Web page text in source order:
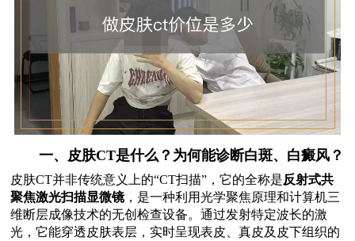
一、皮肤CT是什么？为何能诊断白斑、白癜风？
皮肤CT并非传统意义上的“CT扫描”，它的全称是反射式共
聚焦激光扫描显微镜，是一种利用光学聚焦原理和计算机三
维断层成像技术的无创检查设备。通过发射特定波长的激
光，它能穿透皮肤表层，实时呈现表皮、真皮及皮下组织的